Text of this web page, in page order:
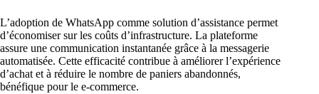
L’adoption de WhatsApp comme solution d’assistance permet
d’économiser sur les coûts d’infrastructure. La plateforme
assure une communication instantanée grâce à la messagerie
automatisée. Cette efficacité contribue à améliorer l’expérience
d’achat et à réduire le nombre de paniers abandonnés,
bénéfique pour le e-commerce.